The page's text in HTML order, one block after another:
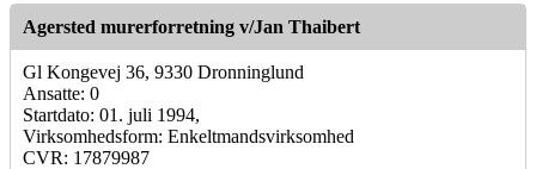
Agersted murerforretning v/Jan Thaibert
Gl Kongevej 36, 9330 Dronninglund
Ansatte: 0
Startdato: 01. juli 1994,
Virksomhedsform: Enkeltmandsvirksomhed
CVR: 17879987